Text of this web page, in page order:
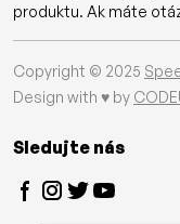
produktu. Ak máte
Copyright © 2025
Design with ♥ by
Sledujte nás